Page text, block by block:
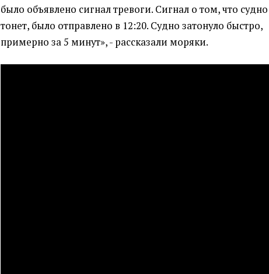
было объявлено сигнал тревоги. Сигнал о том, что судно
тонет, было отправлено в 12:20. Судно затонуло быстро,
примерно за 5 минут», - рассказали моряки.